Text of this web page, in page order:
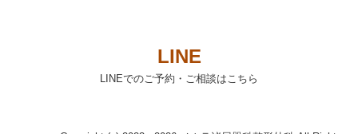
LINE
LINEでのご予約・ご相談はこちら